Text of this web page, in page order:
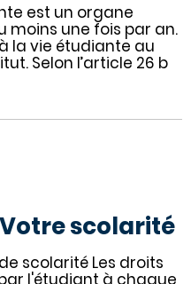
est un organe
moins une fois par an.
la vie étudiante au
Selon l’article 26 b
scolarité
scolarité Les droits
l'étudiant à chaque